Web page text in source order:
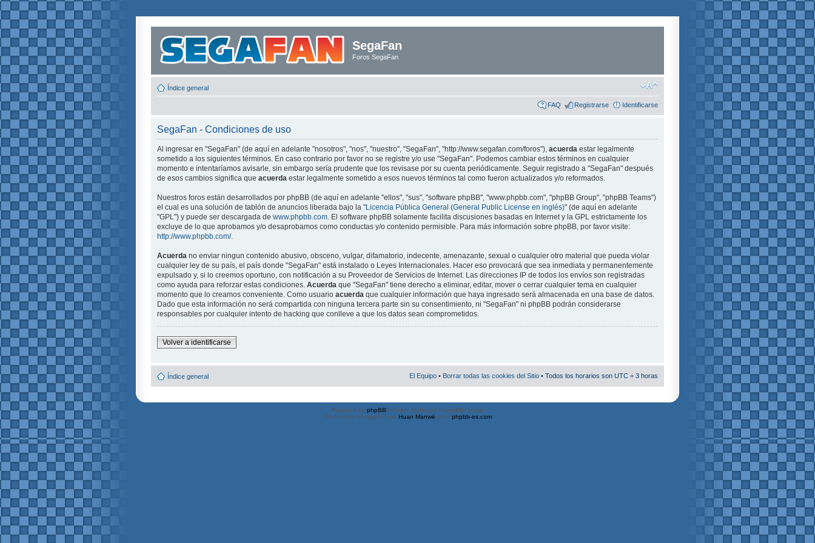
SegaFan
Foros SegaFan
Índice general
FAQ Registrarse Identificarse
SegaFan - Condiciones de uso
Al ingresar en "SegaFan" (de aquí en adelante "nosotros", "nos", "nuestro", "SegaFan", "http://www.segafan.com/foros"), acuerda estar legalmente
sometido a los siguientes términos. En caso contrario por favor no se registre y/o use "SegaFan". Podemos cambiar estos términos en cualquier
momento e intentaríamos avisarle, sin embargo sería prudente que los revisase por su cuenta periódicamente. Seguir registrado a "SegaFan" después
de esos cambios significa que acuerda estar legalmente sometido a esos nuevos términos tal como fueron actualizados y/o reformados.
Nuestros foros están desarrollados por phpBB (de aquí en adelante "ellos", "sus", "software phpBB", "www.phpbb.com", "phpBB Group", "phpBB Teams")
el cual es una solución de tablón de anuncios liberada bajo la "Licencia Pública General (General Public License en inglés)" (de aquí en adelante
"GPL") y puede ser descargada de www.phpbb.com . El software phpBB solamente facilita discusiones basadas en Internet y la GPL estrictamente los
excluye de lo que aprobamos y/o desaprobamos como conductas y/o contenido permisible. Para más información sobre phpBB, por favor visite:
http://www.phpbb.com/.
Acuerda no enviar ningun contenido abusivo, obsceno, vulgar, difamatorio, indecente, amenazante, sexual o cualquier otro material que pueda violar
cualquier ley de su país, el país donde "SegaFan" está instalado o Leyes Internacionales. Hacer eso provocará que sea inmediata y permanentemente
expulsado y, si lo creemos oportuno, con notificación a su Proveedor de Servicios de Internet. Las direcciones IP de todos los envíos son registradas
como ayuda para reforzar estas condiciones. Acuerda que "SegaFan" tiene derecho a eliminar, editar, mover o cerrar cualquier tema en cualquier
momento que lo creamos conveniente. Como usuario acuerda que cualquier información que haya ingresado será almacenada en una base de datos.
Dado que esta información no será compartida con ninguna tercera parte sin su consentimiento, ni "SegaFan" ni phpBB podrán considerarse
responsables por cualquier intento de hacking que conlleve a que los datos sean comprometidos.
Volver a identificarse
Índice general El Equipo • Borrar todas las cookies del Sitio • Todos los horarios son UTC + 3 horas
Powered by phpBB® Forum Software © phpBB Group
Traducción al español por Huan Manwë para phpbb-es.com